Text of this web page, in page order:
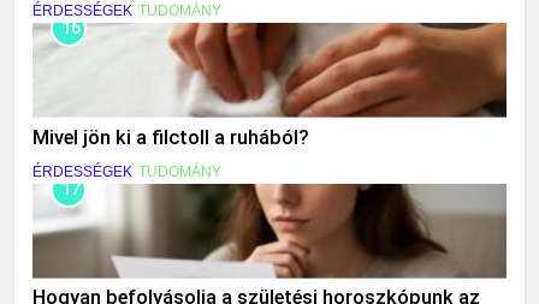
ÉRDESSÉGEK TUDOMÁNY
16
Mivel jön ki a filctoll a ruhából?
ÉRDESSÉGEK TUDOMÁNY
17
Hogyan befolyásolja a születési horoszkópunk az